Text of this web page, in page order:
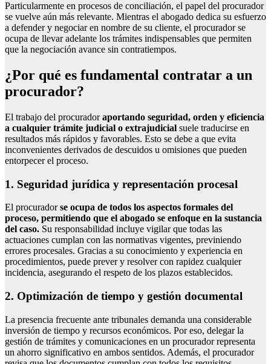
Particularmente en procesos de conciliación, el papel del procurador
se vuelve aún más relevante. Mientras el abogado dedica su esfuerzo
a defender y negociar en nombre de su cliente, el procurador se
ocupa de llevar adelante los trámites indispensables que permiten
que la negociación avance sin contratiempos.
¿Por qué es fundamental contratar a un
procurador?
El trabajo del procuradoraportando seguridad, orden y eficiencia
a cualquier trámite judicial o extrajudicial suele traducirse en
resultados más rápidos y favorables. Esto se debe a que evita
inconvenientes derivados de descuidos u omisiones que pueden
entorpecer el proceso.
1. Seguridad jurídica y representación procesal
El procuradorse ocupa de todos los aspectos formales del
proceso, permitiendo que el abogado se enfoque en la sustancia
del caso. Su responsabilidad incluye vigilar que todas las
actuaciones cumplan con las normativas vigentes, previniendo
errores procesales. Gracias a su conocimiento y experiencia en
procedimientos, puede prever y resolver con rapidez cualquier
incidencia, asegurando el respeto de los plazos establecidos.
2. Optimización de tiempo y gestión documental
La presencia frecuente ante tribunales demanda una considerable
inversión de tiempo y recursos económicos. Por eso, delegar la
gestión de trámites y comunicaciones en un procurador representa
un ahorro significativo en ambos sentidos. Además, el procurador